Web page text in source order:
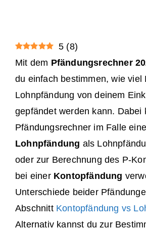
5 (8)
Mit dem Pfändungsrechner
du einfach bestimmen, wie viel
Lohnpfändung von deinem
gepfändet werden kann. Dabei
Pfändungsrechner im Falle
Lohnpfändung als
oder zur Berechnung des P-
bei einer Kontopfändung
Unterschiede beider
Abschnitt Kontopfändung vs
Alternativ kannst du zur